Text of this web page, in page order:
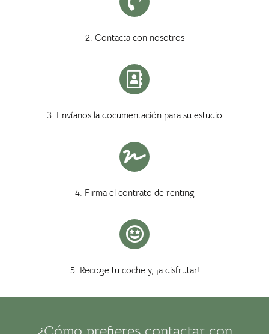
2. Contacta con nosotros
3. Envíanos la documentación para su estudio
4. Firma el contrato de renting
5. Recoge tu coche y, ¡a disfrutar!